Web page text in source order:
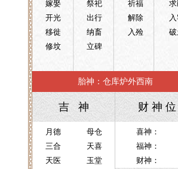
嫁娶 祭祀 祈福
求
开光
出行 解除
移徙
纳畜 入殓
修坟
立碑
胎神：仓库炉外西南
吉 神
月德
母仓
三合
天喜
天医
玉堂
财 神 位
喜神：
福神：
财神：